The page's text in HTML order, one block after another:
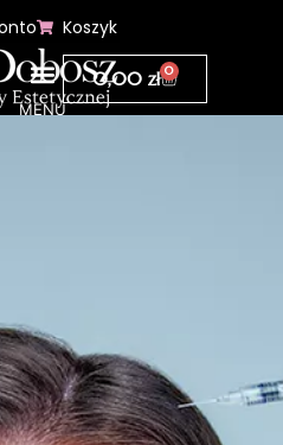
Koszyk
0,00 zł 0